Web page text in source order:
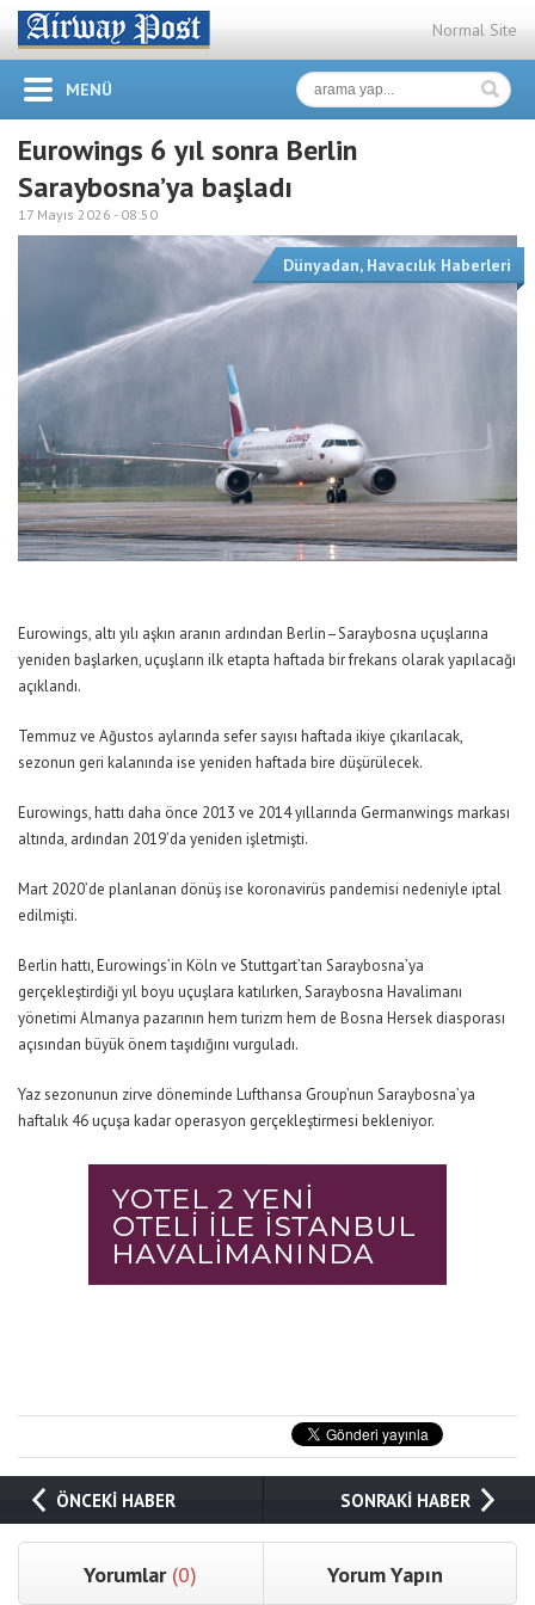
Normal Site
MENÜ
Eurowings 6 yıl sonra Berlin
Saraybosna’ya başladı
17 Mayıs 2026 - 08:50
Dünyadan, Havacılık Haberleri
Eurowings, altı yılı aşkın aranın ardından Berlin–Saraybosna uçuşlarına
yeniden başlarken, uçuşların ilk etapta haftada bir frekans olarak yapılacağı
açıklandı.
Temmuz ve Ağustos aylarında sefer sayısı haftada ikiye çıkarılacak,
sezonun geri kalanında ise yeniden haftada bire düşürülecek.
Eurowings, hattı daha önce 2013 ve 2014 yıllarında Germanwings markası
altında, ardından 2019’da yeniden işletmişti.
Mart 2020’de planlanan dönüş ise koronavirüs pandemisi nedeniyle iptal
edilmişti.
Berlin hattı, Eurowings’in Köln ve Stuttgart’tan Saraybosna’ya
gerçekleştirdiği yıl boyu uçuşlara katılırken, Saraybosna Havalimanı
yönetimi Almanya pazarının hem turizm hem de Bosna Hersek diasporası
açısından büyük önem taşıdığını vurguladı.
Yaz sezonunun zirve döneminde Lufthansa Group’nun Saraybosna’ya
haftalık 46 uçuşa kadar operasyon gerçekleştirmesi bekleniyor.
ÖNCEKİ HABER SONRAKİ HABER
Yorumlar (0) Yorum Yapın